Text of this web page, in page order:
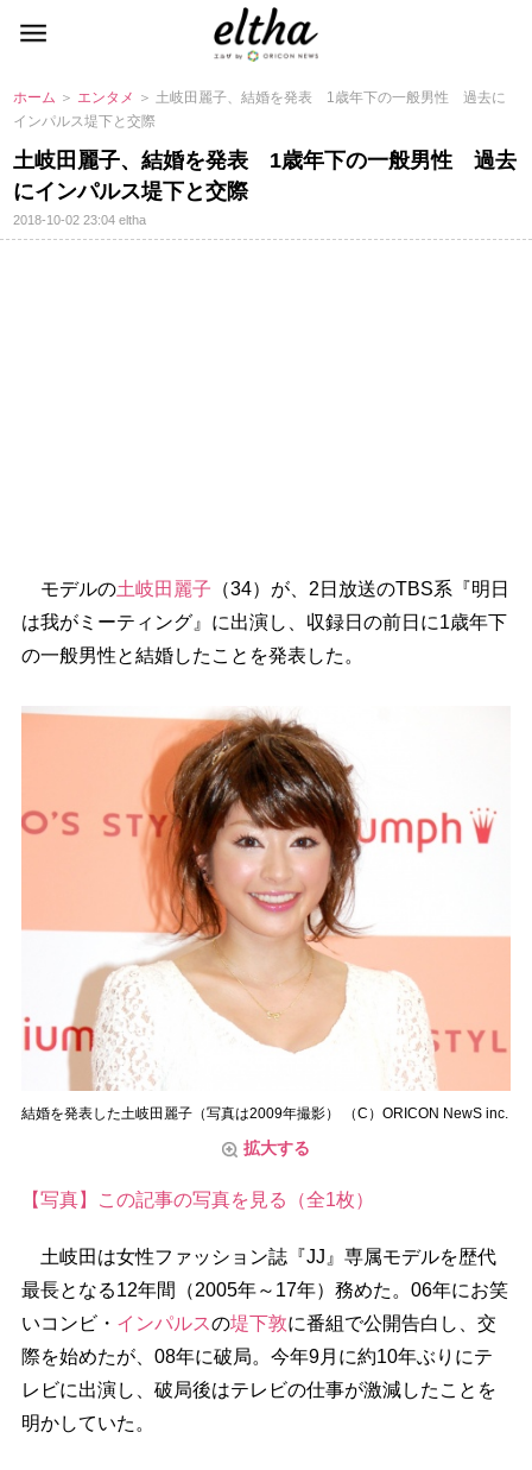
ホーム ＞ エンタメ ＞ 土岐田麗子、結婚を発表 1歳年下の一般男性 過去に
インパルス堤下と交際
土岐田麗子、結婚を発表 1歳年下の一般男性 過去
にインパルス堤下と交際
2018-10-02 23:04eltha
モデルの土岐田麗子 （34）が、2日放送のTBS系『明日
は我がミーティング』に出演し、収録日の前日に1歳年下
の一般男性と結婚したことを発表した。
結婚を発表した土岐田麗子（写真は2009年撮影） （C）ORICON NewS inc.
拡大する
【写真】この記事の写真を見る（全1枚）
土岐田は女性ファッション誌『JJ』専属モデルを歴代
最長となる12年間（2005年～17年）務めた。06年にお笑
いコンビ・ インパルスの堤下敦に番組で公開告白し、交
際を始めたが、08年に破局。今年9月に約10年ぶりにテ
レビに出演し、破局後はテレビの仕事が激減したことを
明かしていた。